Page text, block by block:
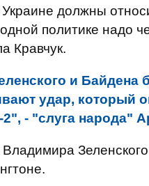
должны
политике надо
Кравчук.
и Байдена
удар, который
- "слуга народа"